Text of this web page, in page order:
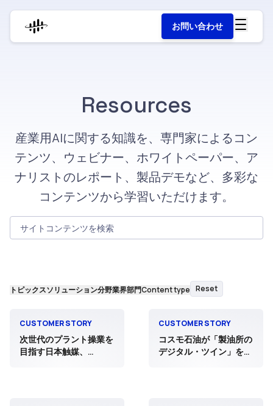
お問い合わせ
Resources
産業用AIに関する知識を、専門家によるコン
テンツ、ウェビナー、ホワイトペーパー、ア
ナリストのレポート、製品デモなど、多彩な
コンテンツから学習いただけます。
サイトコンテンツを検索
トピックスソリューション分野業界部門Content type Reset
CUSTOMER STORY
次世代のプラント操業を
目指す日本触媒、
CUSTOMER STORY
コスモ石油が「製油所の
デジタル・ツイン」を構